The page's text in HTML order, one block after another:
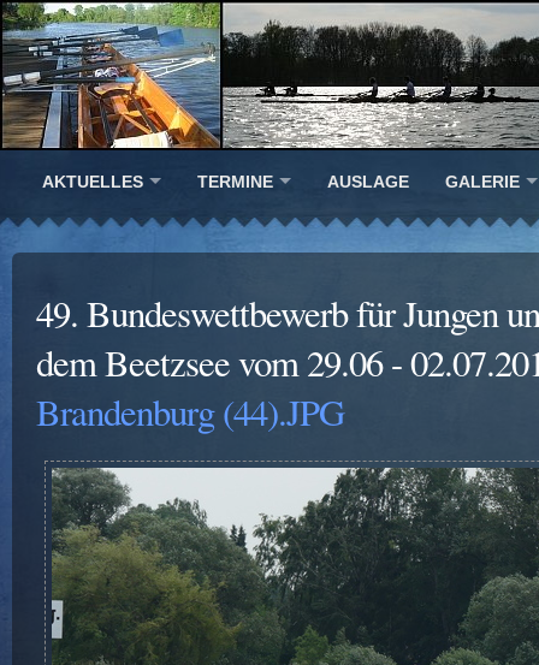
AKTUELLES TERMINE AUSLAGE GALERIE
49. Bundeswettbewerb für Jungen
dem Beetzsee vom 29.06 -
Brandenburg (44).JPG